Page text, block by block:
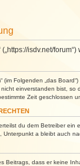
(„https://isdv.net/
(im Folgenden „das
einverstanden bist, so
Zeit geschlossen
du dem Betreiber
Unterpunkt a bleibt auch
Beitrags, dass er keine